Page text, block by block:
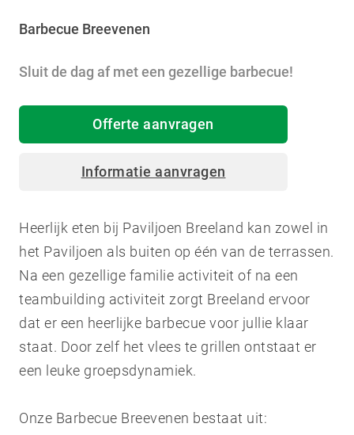
Barbecue Breevenen
Sluit de dag af met een gezellige barbecue!
Offerte aanvragen
Informatie aanvragen
Heerlijk eten bij Paviljoen Breeland kan zowel in
het Paviljoen als buiten op één van de terrassen.
Na een gezellige familie activiteit of na een
teambuilding activiteit zorgt Breeland ervoor
dat er een heerlijke barbecue voor jullie klaar
staat. Door zelf het vlees te grillen ontstaat er
een leuke groepsdynamiek.
Onze Barbecue Breevenen bestaat uit: